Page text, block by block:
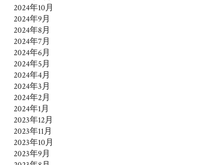
2024年10月
2024年9月
2024年8月
2024年7月
2024年6月
2024年5月
2024年4月
2024年3月
2024年2月
2024年1月
2023年12月
2023年11月
2023年10月
2023年9月